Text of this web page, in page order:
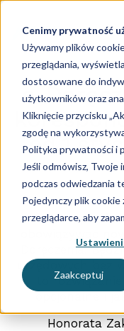
Cenimy prywatność
Używamy plików
przeglądania,
dostosowane do
użytkowników oraz
Kliknięcie przycisku
zgodę na
Polityka prywatności i
Jeśli odmówisz, Twoje
podczas odwiedzania
Pojedynczy plik
przeglądarce, aby
Zaakceptuj
e-
od 1
Od 1 stycznia
obowiązywać
Doręczenia.
urzędowych bez
to
opcjonalne i
Honorata